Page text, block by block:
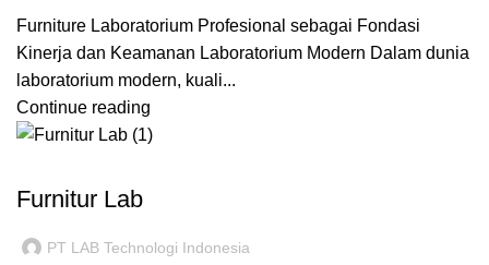
Furniture Laboratorium Profesional sebagai Fondasi
Kinerja dan Keamanan Laboratorium Modern Dalam dunia
laboratorium modern, kuali...
Continue reading
Furnitur Lab
PT LAB Technologi Indonesia